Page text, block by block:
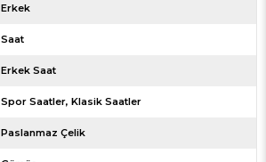
Erkek
Saat
Erkek Saat
Spor Saatler Klasik Saatler
Paslanmaz Çelik